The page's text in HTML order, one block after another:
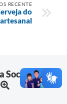
RECENTE
do
Social e